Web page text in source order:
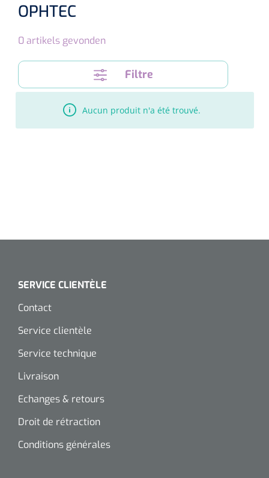
Microscopes spéculaires
Écrans d'optotypes
OPHTEC
0artikels gevonden
Filtre
Aucun produit n'a été trouvé.
SERVICE CLIENTÈLE
Contact
Service clientèle
Service technique
Livraison
Echanges & retours
Droit de rétraction
Conditions générales